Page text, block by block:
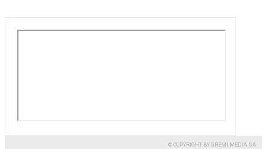
© COPYRIGHT BY GREMI MEDIA SA